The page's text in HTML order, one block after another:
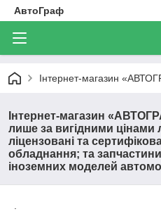
АвтоГраф
Інтернет-магазин
Інтернет-магазин
лише за вигідними цінами
ліцензовані та
обладнання; та
іноземних моделей